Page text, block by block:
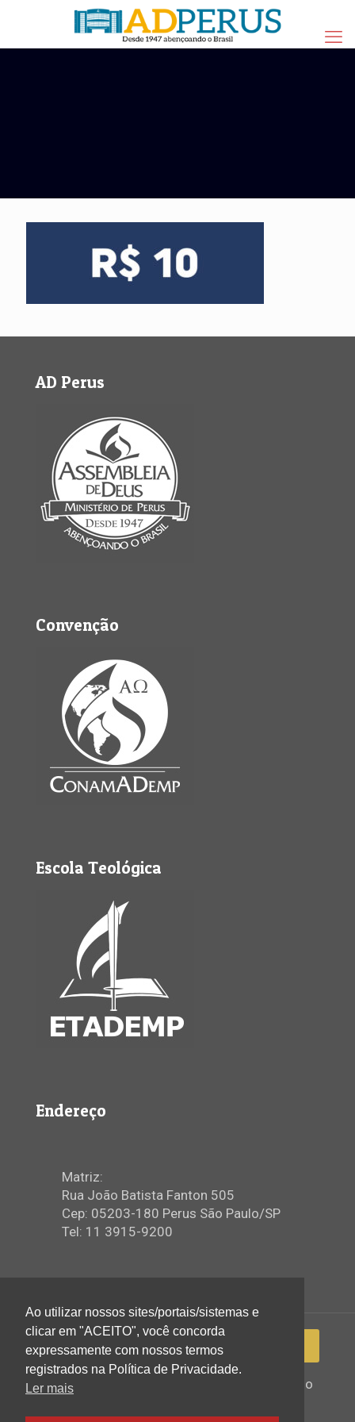
AD Perus
Convenção
Escola Teológica
Endereço
Matriz:
Rua João Batista Fanton 505
Cep: 05203-180 Perus São Paulo/SP
Tel: 11 3915-9200
2022 © Igreja Assembleia de Deus Ministério
Ao utilizar nossos sites/portais/sistemas e
clicar em "ACEITO", você concorda
expressamente com nossos termos
registrados na Política de Privacidade.
Ler mais